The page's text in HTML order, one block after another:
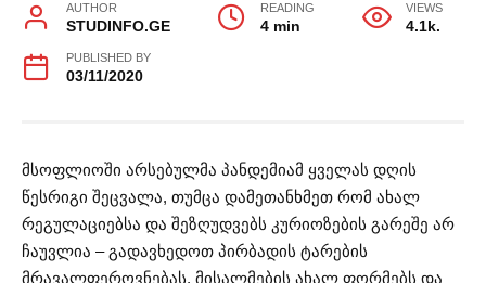
AUTHOR
STUDINFO.GE
READING
4 min
VIEWS
4.1k.
PUBLISHED BY
03/11/2020
მსოფლიოში არსებულმა პანდემიამ ყველას დღის
წესრიგი შეცვალა, თუმცა დამეთანხმეთ რომ ახალ
რეგულაციებსა და შეზღუდვებს კურიოზების გარეშე არ
ჩაუვლია – გადავხედოთ პირბადის ტარების
მრავალფეროვნებას, მისალმების ახალ ფორმებს და